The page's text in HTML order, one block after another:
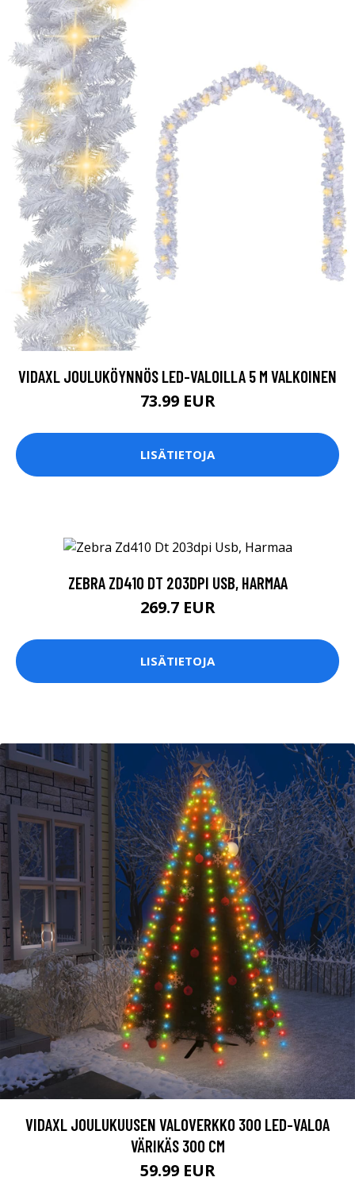
VIDAXL JOULUKÖYNNÖS LED-VALOILLA 5 M VALKOINEN
73.99 EUR
LISÄTIETOJA
ZEBRA ZD410 DT 203DPI USB, HARMAA
269.7 EUR
LISÄTIETOJA
VIDAXL JOULUKUUSEN VALOVERKKO 300 LED-VALOA
VÄRIKÄS 300 CM
59.99 EUR